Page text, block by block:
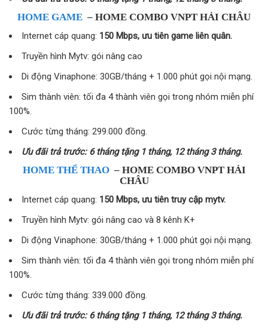
HOME GAME – HOME COMBO VNPT HẢI CHÂU
Internet cáp quang: 150 Mbps, ưu tiên game liên quân.
Truyền hình Mytv: gói nâng cao
Di động Vinaphone: 30GB/tháng + 1.000 phút gọi nội mạng.
Sim thành viên: tối đa 4 thành viên gọi trong nhóm miễn phí
100%.
Cước từng tháng: 299.000 đồng.
Ưu đãi trả trước: 6 tháng tặng 1 tháng, 12 tháng 3 tháng.
HOME THỂ THAO– HOME COMBO VNPT HẢI
CHÂU
Internet cáp quang: 150 Mbps, ưu tiên truy cập mytv.
Truyền hình Mytv: gói nâng cao và 8 kênh K+
Di động Vinaphone: 30GB/tháng + 1.000 phút gọi nội mạng.
Sim thành viên: tối đa 4 thành viên gọi trong nhóm miễn phí
100%.
Cước từng tháng: 339.000 đồng.
Ưu đãi trả trước: 6 tháng tặng 1 tháng, 12 tháng 3 tháng.